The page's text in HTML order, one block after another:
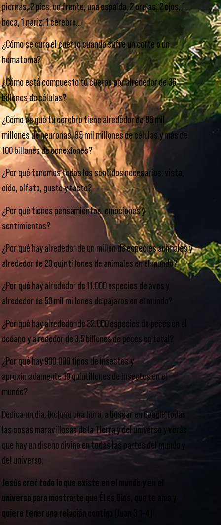
piernas, 2 pies, un frente, una espalda, 2 orejas, 2 ojos, 1
boca, 1 nariz, 1 cerebro…
¿Cómo se cura el cuerpo cuando sufre un corte o un
hematoma?
¿Cómo está compuesto tu cuerpo por alrededor de 36
billones de células?
¿Cómo es que tu cerebro tiene alrededor de 86 mil
millones de neuronas, 85 mil millones de células y más de
100 billones de conexiones?
¿Por qué tenemos todos los sentidos necesarios: vista,
oído, olfato, gusto y tacto?
¿Por qué tienes pensamientos, emociones y
sentimientos?
¿Por qué hay alrededor de un millón de especies animales y
alrededor de 20 quintillones de animales en el mundo?
¿Por qué hay alrededor de 11.000 especies de aves y
alrededor de 50 mil millones de pájaros en el mundo?
¿Por qué hay alrededor de 32.000 especies de peces en el
océano y alrededor de 3,5 billones de peces en total?
¿Por qué hay 900.000 tipos de insectos y
aproximadamente 10 quintillones de insectos en el
mundo?
Dedica un día, incluso una hora, a buscar en Google todas
las cosas maravillosas de la Tierra y del universo y verás
que hay un diseño divino en todas las partes del mundo y
del universo.
Jesús creó todo lo que existe en el mundo y en el
universo para mostrarte que Él es Dios, que te ama y
quiere tener una relación contigo